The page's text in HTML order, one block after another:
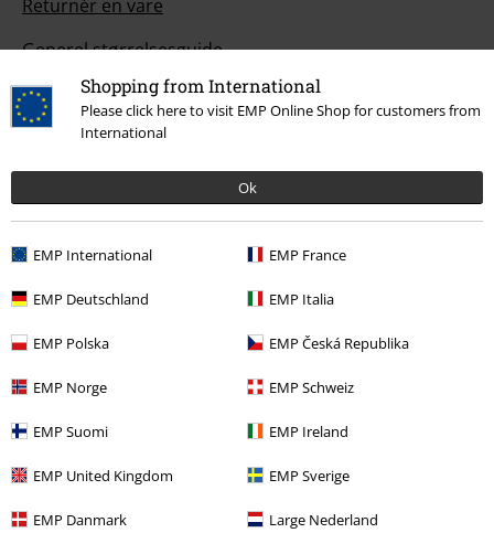
Shopping from International
Please click here to visit EMP Online Shop for customers from
International
Ok
EMP International EMP France
EMP Deutschland EMP Italia
EMP Polska EMP Česká Republika
EMP Norge EMP Schweiz
EMP Suomi EMP Ireland
EMP United Kingdom EMP Sverige
EMP Danmark Large Nederland
Returnér en vare
Generel størrelsesguide
Afslut mit Backstage Club medlemskab
Betalingsmuligheder
Konkurrencer
Bestil EMP-gavekort
EMP Studenterrabat
EMP Backstage Club
Mere EMP